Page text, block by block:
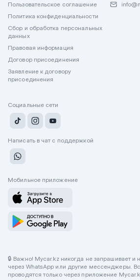
Пользовательское соглашение
Политика конфиденциальности
Сбор и обработка персональных
данных
Правовая информация
Договор присоединения
Заявление к договору
присоединения
Социальные сети
Написать в чат с поддержкой
Мобильное приложение
🔒 Важно! Mycar.kz никогда не запрашивает и
через WhatsApp или другие мессенджеры.
проводятся только через приложение